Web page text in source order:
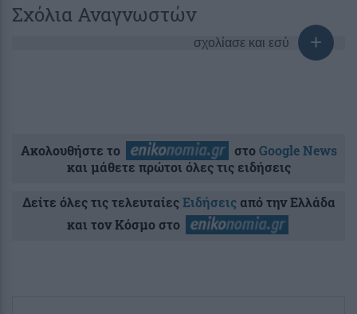
Σχόλια Αναγνωστών
σχολίασε και εσύ
Ακολουθήστε το στοGoogle News
και μάθετε πρώτοι όλες τις ειδήσεις
Δείτε όλες τις τελευταίεςΕιδήσειςαπό την Ελλάδα
και τον Κόσμο στο